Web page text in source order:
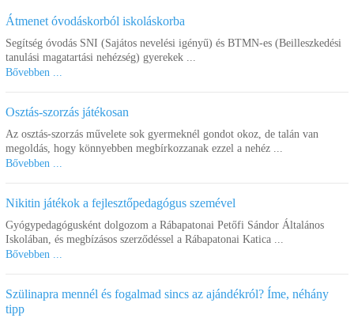
Átmenet óvodáskorból iskoláskorba
Segítség óvodás SNI (Sajátos nevelési igényű) és BTMN-es (Beilleszkedési
tanulási magatartási nehézség) gyerekek ...
Bővebben ...
Osztás-szorzás játékosan
Az osztás-szorzás művelete sok gyermeknél gondot okoz, de talán van
megoldás, hogy könnyebben megbírkozzanak ezzel a nehéz ...
Bővebben ...
Nikitin játékok a fejlesztőpedagógus szemével
Gyógypedagógusként dolgozom a Rábapatonai Petőfi Sándor Általános
Iskolában, és megbízásos szerződéssel a Rábapatonai Katica ...
Bővebben ...
Szülinapra mennél és fogalmad sincs az ajándékról? Íme, néhány
tipp